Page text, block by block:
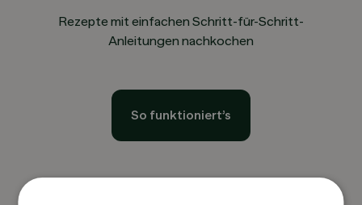
Rezepte mit einfachen Schritt-für-Schritt-
Anleitungen nachkochen
So funktioniert’s